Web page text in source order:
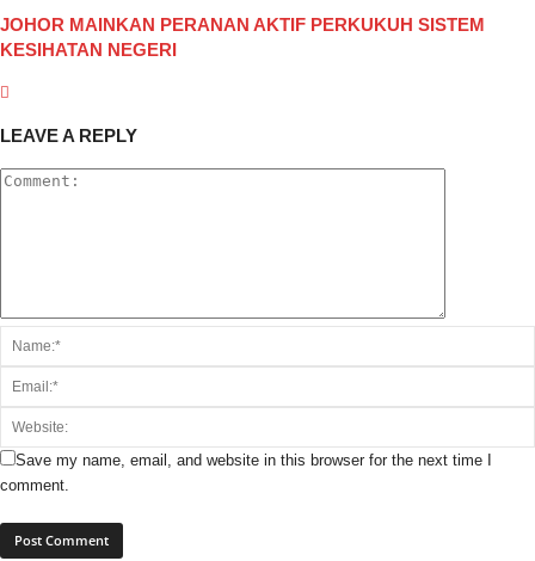
JOHOR MAINKAN PERANAN AKTIF PERKUKUH SISTEM
KESIHATAN NEGERI
LEAVE A REPLY
Save my name, email, and website in this browser for the next time I
comment.